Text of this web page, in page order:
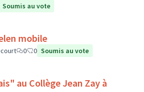
Soumis au vote
mobile
0 0 Soumis au vote
au Collège Jean Zay à